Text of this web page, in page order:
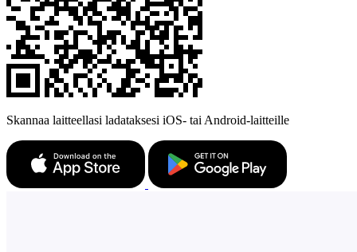
Skannaa laitteellasi ladataksesi iOS- tai Android-laitteille